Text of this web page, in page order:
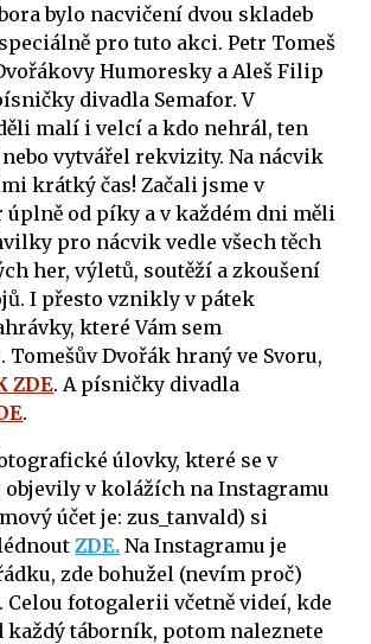
bylo nacvičení dvou skladeb
pro tuto akci. Petr Tomeš
Humoresky a Aleš Filip
divadla Semafor. V
malí i velcí a kdo nehrál, ten
vytvářel rekvizity. Na nácvik
krátký čas! Začali jsme v
úplně od píky a v každém dni měli
pro nácvik vedle všech těch
her, výletů, soutěží a zkoušení
I přesto vznikly v pátek
které Vám sem
Tomešův Dvořák hraný ve Svoru,
ZDE. A písničky divadla
.
úlovky, které se v
objevily v kolážích na Instagramu
účet je: zus_tanvald) si
ZDE. Na Instagramu je
zde bohužel (nevím proč)
Celou fotogalerii včetně videí, kde
každý táborník, potom naleznete